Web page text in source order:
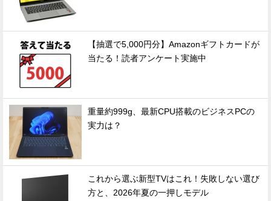
【抽選で5,000円分】Amazonギフトカードが
当たる！読者アンケート実施中
重量約999g、最新CPU搭載のビジネスPCの
実力は？
これから選ぶ新型TVはこれ！失敗しない選び
方と、2026年夏の一押しモデル